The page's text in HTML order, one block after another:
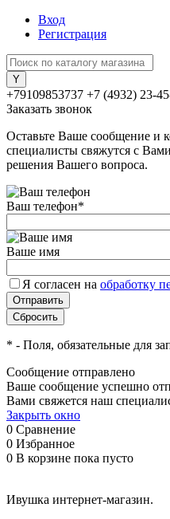
Вход
Регистрация
+79109853737 +7 (4932) 23-
Заказать звонок
Оставьте Ваше сообщение и
специалисты свяжутся с
решения Вашего вопроса.
Ваш телефон*
Ваше имя
Я согласен на обработку
* - Поля, обязательные для
Сообщение отправлено
Ваше сообщение успешно
Вами свяжется наш
Закрыть окно
0 Сравнение
0 Избранное
0 В корзине пока пусто
Ивушка интернет-магазин.